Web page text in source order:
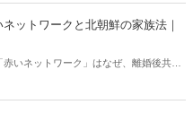
ネットワークと北朝鮮の家族法｜
いネットワーク」はなぜ、離婚後共同